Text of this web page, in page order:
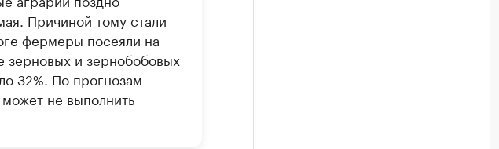
Причиной тому стали
фермеры посеяли на
зерновых и зернобобовых
32%. По прогнозам
не выполнить